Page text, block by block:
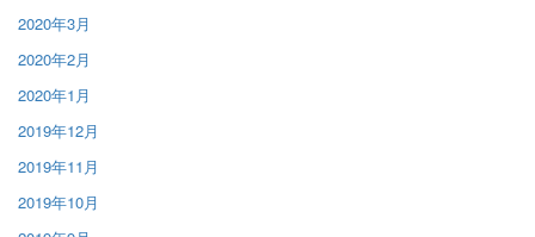
2020年3月
2020年2月
2020年1月
2019年12月
2019年11月
2019年10月